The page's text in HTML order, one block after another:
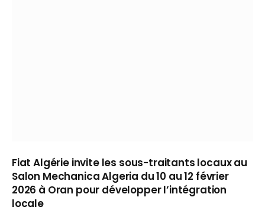
Fiat Algérie invite les sous-traitants locaux au
Salon Mechanica Algeria du 10 au 12 février
2026 à Oran pour développer l’intégration
locale